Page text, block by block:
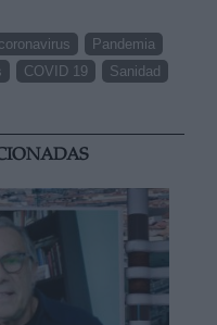
Pandemia
COVID 19
Sanidad